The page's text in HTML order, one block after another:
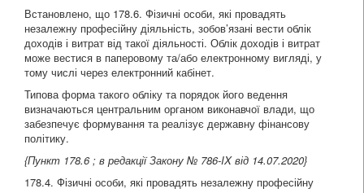
Встановлено, що 178.6. Фізичні особи, які провадять
незалежну професійну діяльність, зобов’язані вести облік
доходів і витрат від такої діяльності. Облік доходів і витрат
може вестися в паперовому та/або електронному вигляді, у
тому числі через електронний кабінет.
Типова форма такого обліку та порядок його ведення
визначаються центральним органом виконавчої влади, що
забезпечує формування та реалізує державну фінансову
політику.
{Пункт 178.6 ; в редакції Закону № 786-IX від 14.07.2020}
178.4. Фізичні особи, які провадять незалежну професійну